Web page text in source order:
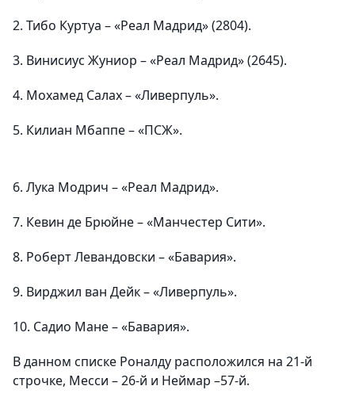
2. Тибо Куртуа – «Реал Мадрид» (2804).
3. Винисиус Жуниор – «Реал Мадрид» (2645).
4. Мохамед Салах – «Ливерпуль».
5. Килиан Мбаппе – «ПСЖ».
6. Лука Модрич – «Реал Мадрид».
7. Кевин де Брюйне – «Манчестер Сити».
8. Роберт Левандовски – «Бавария».
9. Вирджил ван Дейк – «Ливерпуль».
10. Садио Мане – «Бавария».
В данном списке Роналду расположился на 21-й
строчке, Месси – 26-й и Неймар –57-й.